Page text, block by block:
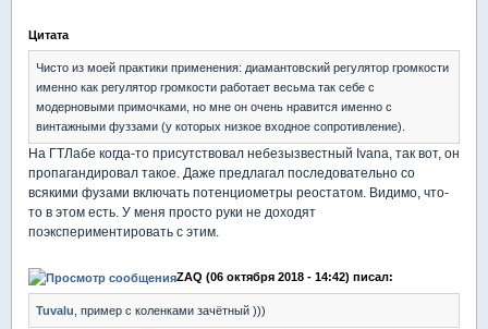
Цитата
Чисто из моей практики применения: диамантовский регулятор громкости
именно как регулятор громкости работает весьма так себе с
модерновыми примочками, но мне он очень нравится именно с
винтажными фуззами (у которых низкое входное сопротивление).
На ГТЛабе когда-то присутствовал небезызвестный Ivana, так вот, он
пропагандировал такое. Даже предлагал последовательно со
всякими фузами включать потенциометры реостатом. Видимо, что-
то в этом есть. У меня просто руки не доходят
поэкспериментировать с этим.
ZAQ (06 октября 2018 - 14:42) писал:
Tuvalu , пример с коленками зачётный )))